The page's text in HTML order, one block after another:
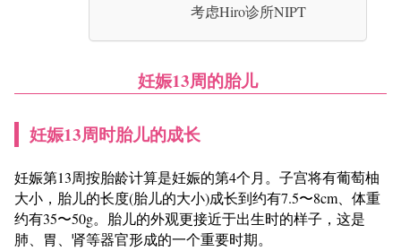
考虑Hiro诊所NIPT
妊娠13周的胎儿
妊娠13周时胎儿的成长
妊娠第13周按胎龄计算是妊娠的第4个月。子宫将有葡萄柚
大小，胎儿的长度(胎儿的大小)成长到约有7.5〜8cm、体重
约有35〜50g。胎儿的外观更接近于出生时的样子，这是
肺、胃、肾等器官形成的一个重要时期。